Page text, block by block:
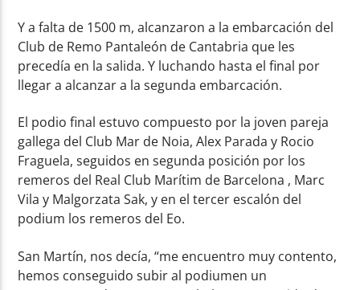
Y a falta de 1500 m, alcanzaron a la embarcación del
Club de Remo Pantaleón de Cantabria que les
precedía en la salida. Y luchando hasta el final por
llegar a alcanzar a la segunda embarcación.
El podio final estuvo compuesto por la joven pareja
gallega del Club Mar de Noia, Alex Parada y Rocio
Fraguela, seguidos en segunda posición por los
remeros del Real Club Marítim de Barcelona , Marc
Vila y Malgorzata Sak, y en el tercer escalón del
podium los remeros del Eo.
San Martín, nos decía, “me encuentro muy contento,
hemos conseguido subir al podiumen un